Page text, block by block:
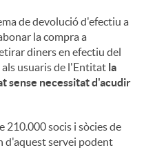
de devolució d'efectiu a
la compra a
diners en efectiu del
usuaris de l'Entitat la
sense necessitat d'acudir
210.000 socis i sòcies de
d'aquest servei podent